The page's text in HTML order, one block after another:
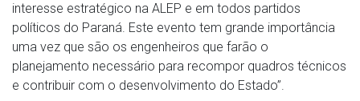
interesse estratégico na ALEP e em todos partidos
políticos do Paraná. Este evento tem grande importância
uma vez que são os engenheiros que farão o
planejamento necessário para recompor quadros técnicos
e contribuir com o desenvolvimento do Estado”.